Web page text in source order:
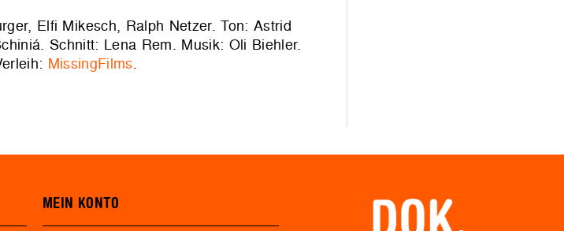
Elfi Mikesch, Ralph Netzer. Ton: Astrid
Schnitt: Lena Rem. Musik: Oli Biehler.
MissingFilms.
MEIN KONTO